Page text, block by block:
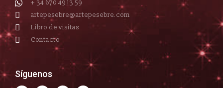
+ 34 670 49 13 59
artepesebre@artepesebre.com
Libro de visitas
Contacto
Síguenos